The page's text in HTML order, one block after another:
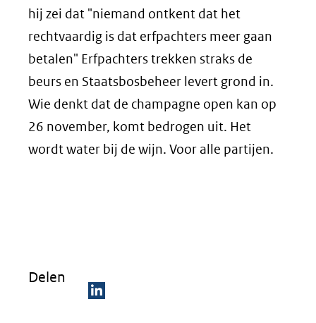
hij zei dat "niemand ontkent dat het
rechtvaardig is dat erfpachters meer gaan
betalen" Erfpachters trekken straks de
beurs en Staatsbosbeheer levert grond in.
Wie denkt dat de champagne open kan op
26 november, komt bedrogen uit. Het
wordt water bij de wijn. Voor alle partijen.
Delen